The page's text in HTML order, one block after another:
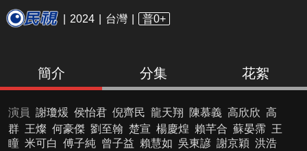
2024 台灣 普0+
簡介 分集 花絮
演員 謝瓊煖 侯怡君 倪齊民 龍天翔 陳慕義 高欣欣 高
群 王燦 何豪傑 劉至翰 楚宣 楊慶煌 賴芊合 蘇晏霈 王
瞳 米可白 傅子純 曾子益 賴慧如 吳東諺 謝京穎 洪浩